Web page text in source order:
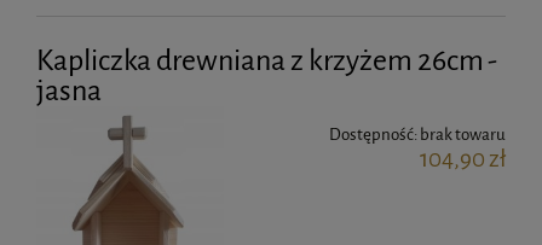
Kapliczka drewniana z krzyżem 26cm -
jasna
Dostępność: brak towaru
104,90 zł